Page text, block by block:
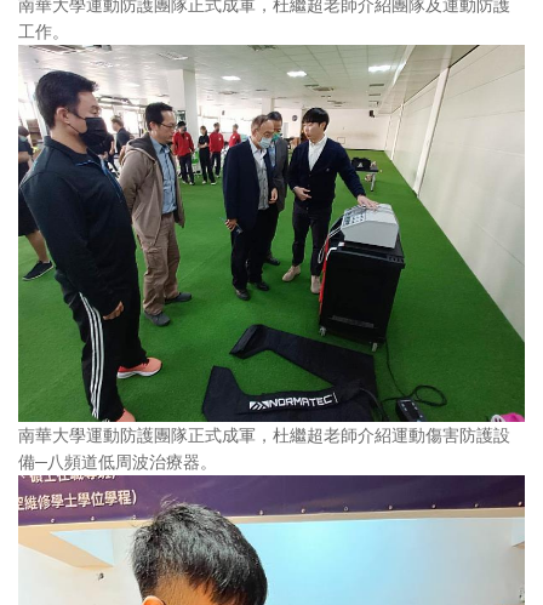
工作。
南華大學運動防護團隊正式成軍，杜繼超老師介紹運動傷害防護設
備─八頻道低周波治療器。